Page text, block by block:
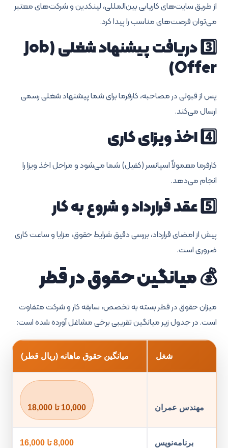
از طریق سایت‌های کاریابی بین‌المللی، لینکدین و شرکت‌های معتبر
می‌توان فرصت‌های مناسب را پیدا کرد.
3️⃣ دریافت پیشنهاد شغلی (Job
Offer)
پس از قبولی در مصاحبه، کارفرما برای شما پیشنهاد شغلی رسمی
ارسال می‌کند.
4️⃣ اخذ ویزای کاری
کارفرما معمولاً اسپانسر (کفیل) شما می‌شود و مراحل اخذ ویزا را
انجام می‌دهد.
5️⃣ عقد قرارداد و شروع به کار
پیش از امضای قرارداد، بررسی دقیق شرایط حقوق، مزایا و ساعت کاری
ضروری است.
💰 میانگین حقوق در قطر
میزان حقوق در قطر بسته به تخصص، سابقه کار و شرکت متفاوت
است. در جدول زیر میانگین تقریبی برخی مشاغل آورده شده است:
شغل میانگین حقوق ماهانه (ریال قطر)
مهندس عمران 10,000 تا 18,000
برنامه‌نویس 8,000 تا 16,000